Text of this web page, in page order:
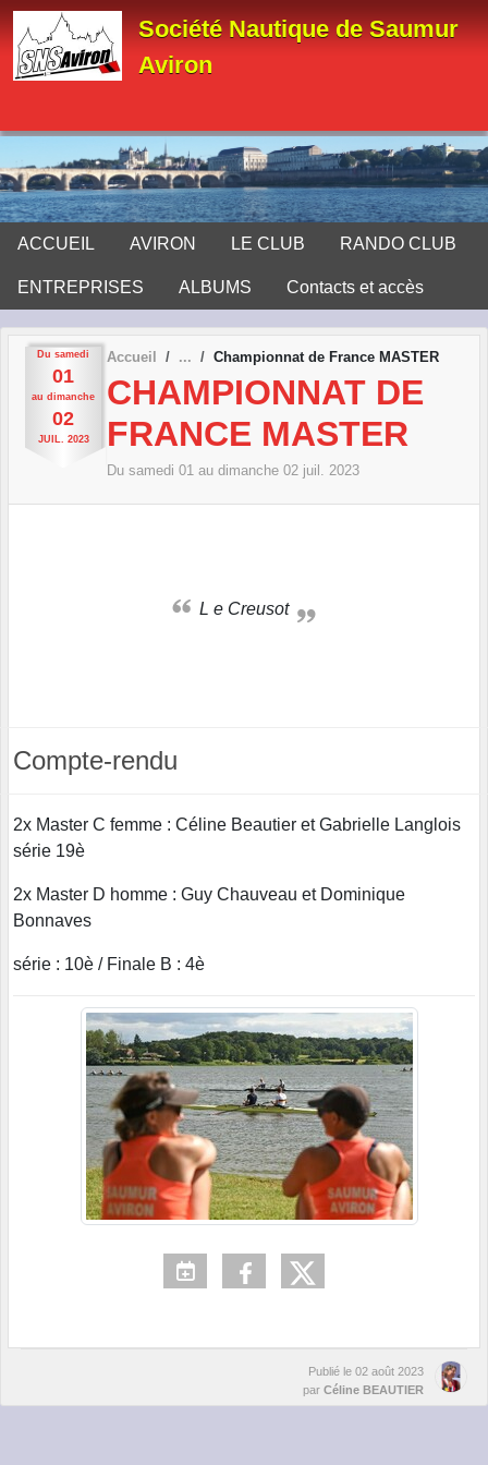
Société Nautique de Saumur
Aviron
ACCUEIL AVIRON LE CLUB RANDO CLUB
ENTREPRISES ALBUMS Contacts et accès
Du samedi
01
au dimanche
02
JUIL. 2023
Accueil Championnat de France MASTER
CHAMPIONNAT DE
FRANCE MASTER
Du samedi 01 au dimanche 02 juil. 2023
L e Creusot
Compte-rendu
2x Master C femme : Céline Beautier et Gabrielle Langlois
série 19è
2x Master D homme : Guy Chauveau et Dominique
Bonnaves
série : 10è / Finale B : 4è
Publié le 02 août 2023
par Céline BEAUTIER
Panneau de gestion des cookies